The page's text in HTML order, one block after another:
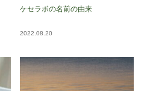
ケセラボの名前の由来
2022.08.20